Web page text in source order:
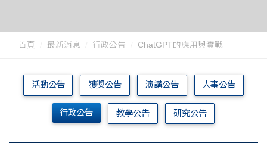
首頁 最新消息 行政公告 ChatGPT的應用與實戰
活動公告 獲獎公告 演講公告 人事公告
行政公告 教學公告 研究公告